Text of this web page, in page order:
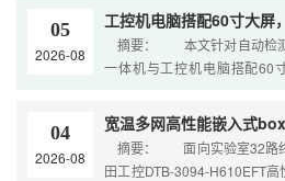
05
2026-08
摘要： 本文针对自动检测
一体机与工控机电脑搭配60
04
2026-08
摘要： 面向实验室32路终
田工控DTB-3094-H610EFT